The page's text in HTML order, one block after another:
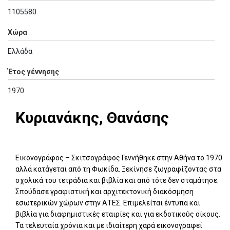
1105580
Χώρα
Ελλάδα
Έτος γέννησης
1970
Κυριανάκης, Θανάσης
Εικονογράφος – Σκιτσογράφος Γεννήθηκε στην Αθήνα το 1970
αλλά κατάγεται από τη Φωκίδα. Ξεκίνησε ζωγραφίζοντας στα
σχολικά του τετράδια και βιβλία και από τότε δεν σταμάτησε.
Σπούδασε γραφιστική και αρχιτεκτονική διακόσμηση
εσωτερικών χώρων στην ΑΤΕΣ. Επιμελείται έντυπα και
βιβλία για διαφημιστικές εταιρίες και για εκδοτικούς οίκους.
Τα τελευταία χρόνια και με ιδιαίτερη χαρά εικονογραφεί